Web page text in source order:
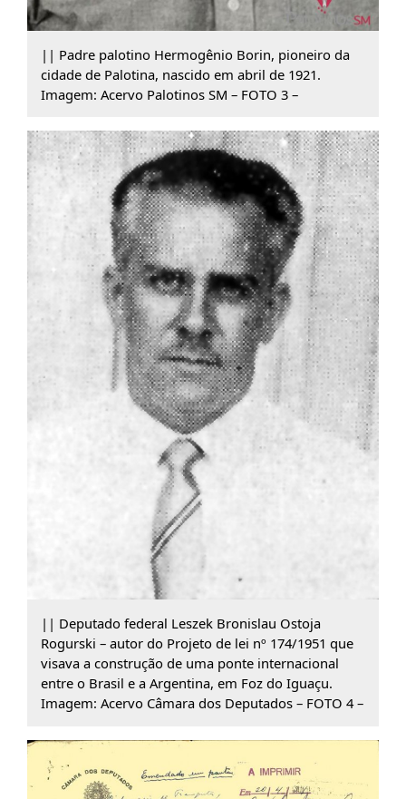
|| Padre palotino Hermogênio Borin, pioneiro da
cidade de Palotina, nascido em abril de 1921.
Imagem: Acervo Palotinos SM – FOTO 3 –
|| Deputado federal Leszek Bronislau Ostoja
Rogurski – autor do Projeto de lei nº 174/1951 que
visava a construção de uma ponte internacional
entre o Brasil e a Argentina, em Foz do Iguaçu.
Imagem: Acervo Câmara dos Deputados – FOTO 4 –